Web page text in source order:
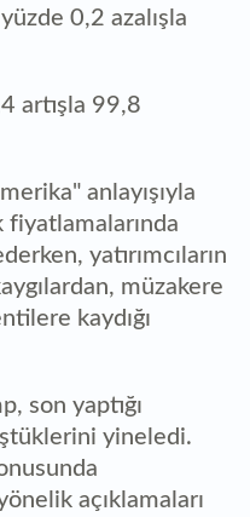
0,2 azalışla
artışla 99,8
anlayışıyla
yatırımcıların
müzakere
kaydığı
son yaptığı
yineledi.
açıklamaları